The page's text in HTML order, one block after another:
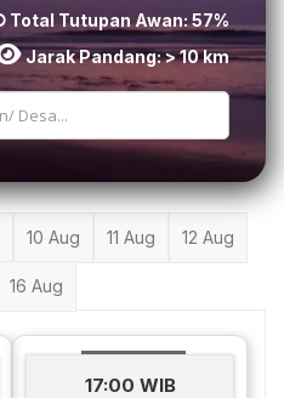
Total Tutupan Awan:57%
Jarak Pandang:> 10 km
10 Aug 11 Aug 12 Aug
16 Aug
17:00 WIB